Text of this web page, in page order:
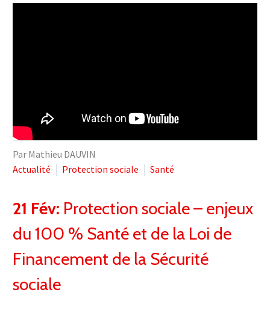
Par Mathieu DAUVIN
Actualité
Protection sociale Santé
21 Fév: Protection sociale – enjeux
du 100 % Santé et de la Loi de
Financement de la Sécurité
sociale